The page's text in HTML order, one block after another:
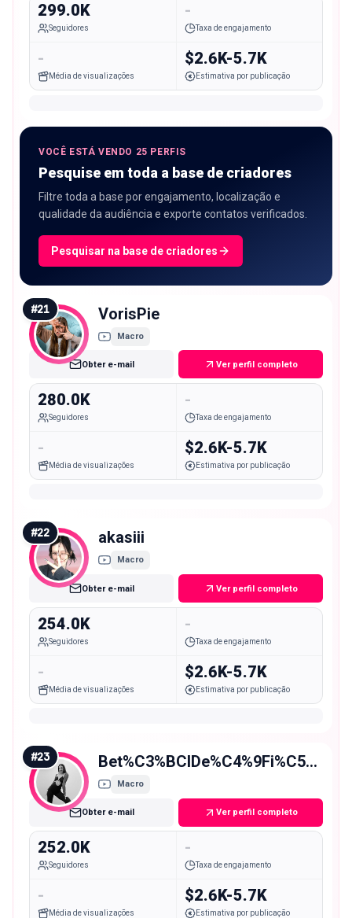
299.0K
Seguidores
-
Taxa de engajamento
-
Média de visualizações
$2.6K-5.7K
Estimativa por publicação
VOCÊ ESTÁ VENDO 25 PERFIS
Pesquise em toda a base de criadores
Filtre toda a base por engajamento, localização e
qualidade da audiência e exporte contatos verificados.
Pesquisar na base de criadores
#21 VorisPie
Macro
Obter e-mail Ver perfil completo
280.0K
Seguidores
-
Taxa de engajamento
-
Média de visualizações
$2.6K-5.7K
Estimativa por publicação
#22 akasiii
Macro
Obter e-mail Ver perfil completo
254.0K
Seguidores
-
Taxa de engajamento
-
Média de visualizações
$2.6K-5.7K
Estimativa por publicação
#23 Bet%C3%BClDe%C4%9Fi%C5%9Fen
Macro
Obter e-mail Ver perfil completo
252.0K
Seguidores
-
Taxa de engajamento
-
Média de visualizações
$2.6K-5.7K
Estimativa por publicação